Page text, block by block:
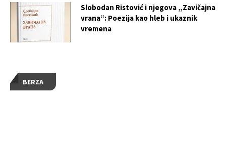
BERZA
Slobodan Ristović i njegova „Zavičajna
vrana“: Poezija kao hleb i ukaznik
vremena